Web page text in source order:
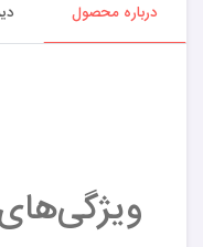
درباره محصول